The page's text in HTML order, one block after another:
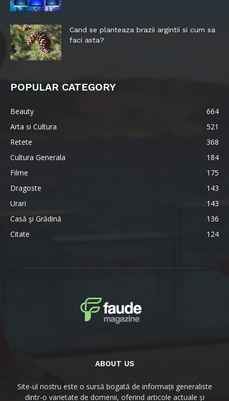
Cand se planteaza brazii argintii si cum sa
faci asta?
POPULAR CATEGORY
Beauty
664
Arta si Cultura
521
Retete
368
Cultura Generala
184
Filme
175
Dragoste
143
Urari
143
Casă şi Grădină
136
Citate
124
ABOUT US
Site-ul nostru este o sursă bogată de informații generaliste
dintr-o varietate de domenii, oferind articole actuale și